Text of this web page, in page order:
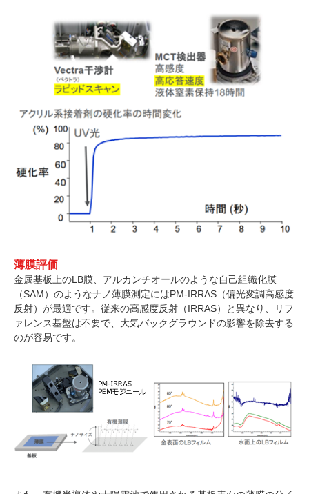
薄膜評価
金属基板上のLB膜、アルカンチオールのような自己組織化膜
（SAM）のようなナノ薄膜測定にはPM-IRRAS（偏光変調高感度
反射）が最適です。従来の高感度反射（IRRAS）と異なり、リフ
ァレンス基盤は不要で、大気バックグラウンドの影響を除去する
のが容易です。